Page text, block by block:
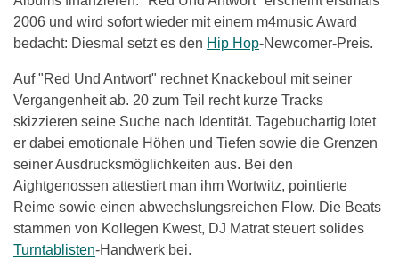
2006 und wird sofort wieder mit einem m4music Award
bedacht: Diesmal setzt es den Hip Hop-Newcomer-Preis.
Auf "Red Und Antwort" rechnet Knackeboul mit seiner
Vergangenheit ab. 20 zum Teil recht kurze Tracks
skizzieren seine Suche nach Identität. Tagebuchartig lotet
er dabei emotionale Höhen und Tiefen sowie die Grenzen
seiner Ausdrucksmöglichkeiten aus. Bei den
Aightgenossen attestiert man ihm Wortwitz, pointierte
Reime sowie einen abwechslungsreichen Flow. Die Beats
stammen von Kollegen Kwest, DJ Matrat steuert solides
Turntablisten-Handwerk bei.